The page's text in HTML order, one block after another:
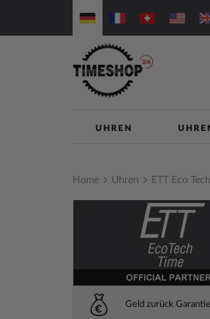
zum
UHREN
Home Uhren ETT Eco
Geld zurück Garantie